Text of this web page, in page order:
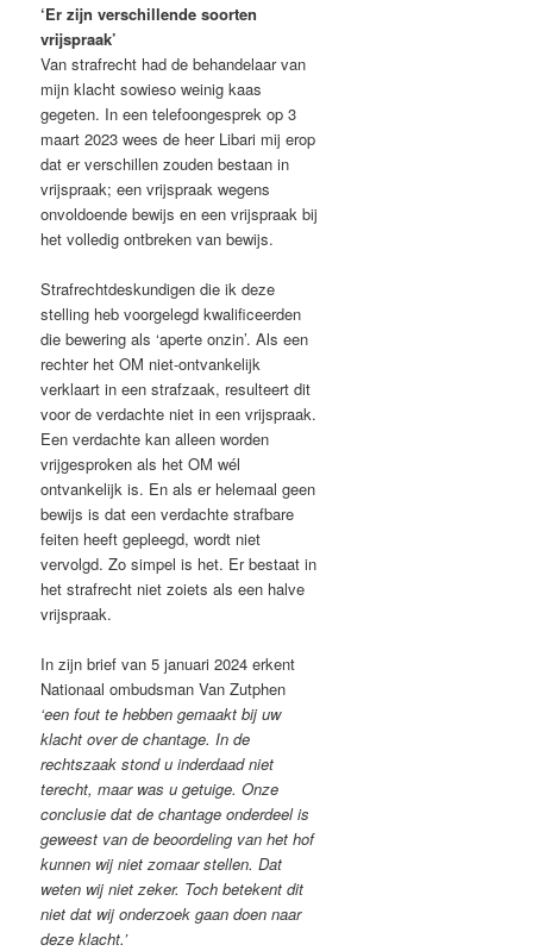
‘Er zijn verschillende soorten
vrijspraak’
Van strafrecht had de behandelaar van
mijn klacht sowieso weinig kaas
gegeten. In een telefoongesprek op 3
maart 2023 wees de heer Libari mij erop
dat er verschillen zouden bestaan in
vrijspraak; een vrijspraak wegens
onvoldoende bewijs en een vrijspraak bij
het volledig ontbreken van bewijs.
Strafrechtdeskundigen die ik deze
stelling heb voorgelegd kwalificeerden
die bewering als ‘aperte onzin’. Als een
rechter het OM niet-ontvankelijk
verklaart in een strafzaak, resulteert dit
voor de verdachte niet in een vrijspraak.
Een verdachte kan alleen worden
vrijgesproken als het OM wél
ontvankelijk is. En als er helemaal geen
bewijs is dat een verdachte strafbare
feiten heeft gepleegd, wordt niet
vervolgd. Zo simpel is het. Er bestaat in
het strafrecht niet zoiets als een halve
vrijspraak.
In zijn brief van 5 januari 2024 erkent
Nationaal ombudsman Van Zutphen
‘een fout te hebben gemaakt bij uw
klacht over de chantage. In de
rechtszaak stond u inderdaad niet
terecht, maar was u getuige. Onze
conclusie dat de chantage onderdeel is
geweest van de beoordeling van het hof
kunnen wij niet zomaar stellen. Dat
weten wij niet zeker. Toch betekent dit
niet dat wij onderzoek gaan doen naar
deze klacht.’